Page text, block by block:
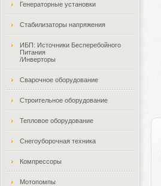
Генераторные установки
Стабилизаторы напряжения
ИБП: Источники Бесперебойного
Питания
/Инверторы
Сварочное оборудование
Строительное оборудование
Тепловое оборудование
Снегоуборочная техника
Компрессоры
Мотопомпы